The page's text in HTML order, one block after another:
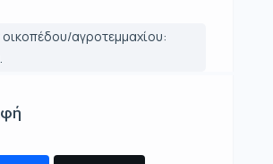
αγροτεμμαχίου: